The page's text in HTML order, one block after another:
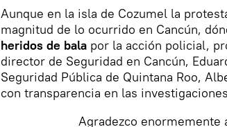
Aunque en la isla de Cozumel la
magnitud de lo ocurrido en Cancún,
heridos de bala por la acción policial,
director de Seguridad en Cancún,
Seguridad Pública de Quintana Roo,
con transparencia en las
Agradezco enormemente